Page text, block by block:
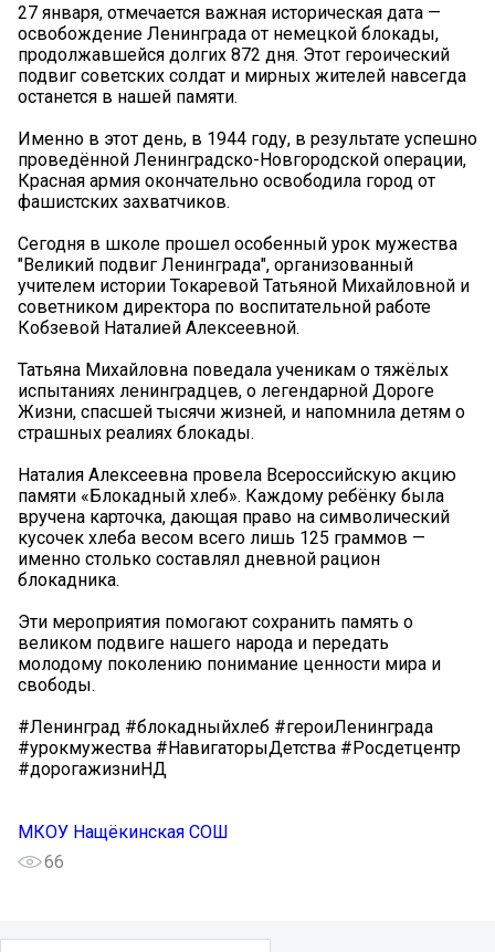
27 января, отмечается важная историческая дата —
освобождение Ленинграда от немецкой блокады,
продолжавшейся долгих 872 дня. Этот героический
подвиг советских солдат и мирных жителей навсегда
останется в нашей памяти.
Именно в этот день, в 1944 году, в результате успешно
проведённой Ленинградско-Новгородской операции,
Красная армия окончательно освободила город от
фашистских захватчиков.
Сегодня в школе прошел особенный урок мужества
"Великий подвиг Ленинграда", организованный
учителем истории Токаревой Татьяной Михайловной и
советником директора по воспитательной работе
Кобзевой Наталией Алексеевной.
Татьяна Михайловна поведала ученикам о тяжёлых
испытаниях ленинградцев, о легендарной Дороге
Жизни, спасшей тысячи жизней, и напомнила детям о
страшных реалиях блокады.
Наталия Алексеевна провела Всероссийскую акцию
памяти «Блокадный хлеб». Каждому ребёнку была
вручена карточка, дающая право на символический
кусочек хлеба весом всего лишь 125 граммов —
именно столько составлял дневной рацион
блокадника.
Эти мероприятия помогают сохранить память о
великом подвиге нашего народа и передать
молодому поколению понимание ценности мира и
свободы.
#Ленинград #блокадныйхлеб #героиЛенинграда
#урокмужества #НавигаторыДетства #Росдетцентр
#дорогажизниНД
МКОУ Нащёкинская СОШ
66